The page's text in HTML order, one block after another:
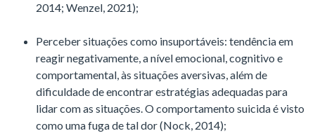
2014; Wenzel, 2021);
Perceber situações como insuportáveis: tendência em
reagir negativamente, a nível emocional, cognitivo e
comportamental, às situações aversivas, além de
dificuldade de encontrar estratégias adequadas para
lidar com as situações. O comportamento suicida é visto
como uma fuga de tal dor (Nock, 2014);